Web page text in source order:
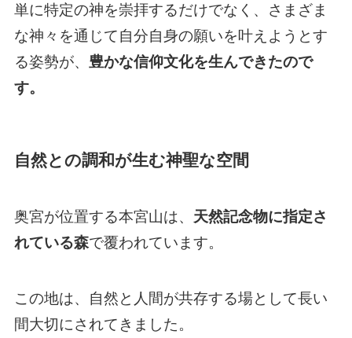
単に特定の神を崇拝するだけでなく、さまざま
な神々を通じて自分自身の願いを叶えようとす
る姿勢が、 豊かな信仰文化を生んできたので
す。
自然との調和が生む神聖な空間
奥宮が位置する本宮山は、 天然記念物に指定さ
れている森で覆われています。
この地は、自然と人間が共存する場として長い
間大切にされてきました。